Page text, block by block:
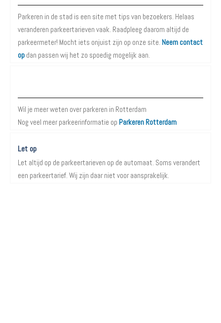
Parkeren in de stad is een site met tips van bezoekers. Helaas
veranderen parkeertarieven vaak. Raadpleeg daarom altijd de
parkeermeter! Mocht iets onjuist zijn op onze site. Neem contact
op dan passen wij het zo spoedig mogelijk aan.
Wil je meer weten over parkeren in Rotterdam
Nog veel meer parkeerinformatie op Parkeren Rotterdam
Let op
Let altijd op de parkeertarieven op de automaat. Soms verandert
een parkeertarief. Wij zijn daar niet voor aansprakelijk.